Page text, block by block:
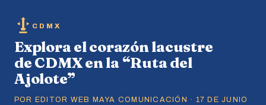
CDMX
Explora el corazón lacustre
de CDMX en la “Ruta del
Ajolote”
POR EDITOR WEB MAYA COMUNICACIÓN · 17 DE JUNIO